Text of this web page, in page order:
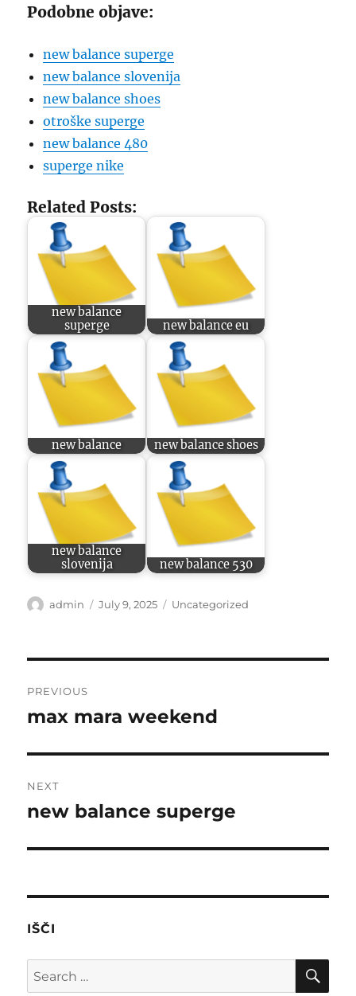
Podobne objave:
new balance superge
new balance slovenija
new balance shoes
otroške superge
new balance 480
superge nike
Related Posts:
new balance
superge
new balance eu
new balance new balance shoes
new balance
slovenija
new balance 530
Author
admin
Posted
July 9, 2025 Categories
Uncategorized
navigation
PREVIOUS
Previous
max mara weekend
NEXT
Next
new balance superge
IŠČI
Search
for: